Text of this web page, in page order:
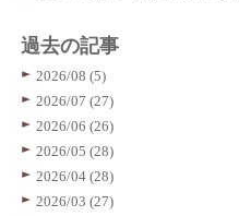
過去の記事
2026/08 (5)
2026/07 (27)
2026/06 (26)
2026/05 (28)
2026/04 (28)
2026/03 (27)